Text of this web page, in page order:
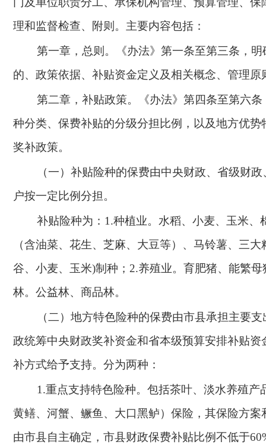
理和监督检查、附则。主要内容包括：
第一章，总则。《办法》第一条至第三条，
的、政策依据、补贴资金定义及相关概念、管理原
第二章，补贴政策。《办法》第四条至第六
种分类、保费补贴的分级分担比例，以及地方优势
奖补政策。
（一）补贴险种的保费由中央财政、省级财
户按一定比例分担。
补贴险种为： 1.种植业。水稻、小麦、玉米、
（含油菜、花生、芝麻、大豆等）、马铃薯、三大
谷、小麦、玉米)制种；2.养殖业。育肥猪、能繁
林。公益林、商品林。
（二）地方特色险种的保费由市县承担主要
政统筹中央财政奖补资金和省本级预算安排补贴资
补方式给予支持。分为两种：
1.重点支持特色险种。包括茶叶、淡水养殖产
黄鳝、河蟹、鳜鱼、大口黑鲈）保险，其保险方案
由市县自主确定，市县财政保费补贴比例不低于